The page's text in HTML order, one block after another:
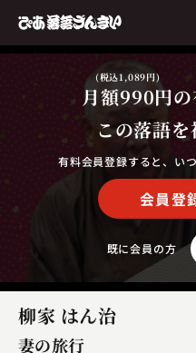
月額990円
(税込1,089円)
この落語
有料会員登録すると、い
会員登
既に会員の方
柳家 はん治
妻の旅行